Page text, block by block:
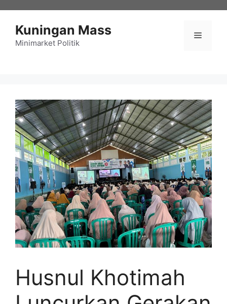
Kuningan Mass
Minimarket Politik
Menu
Husnul Khotimah